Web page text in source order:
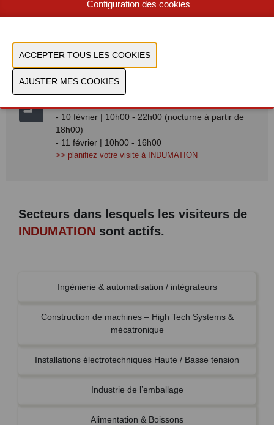
Doorniksesteenweg 216
8500 Courtrai
>>itinéraire vers INDUMATION
- 10 février | 10h00 - 22h00 (nocturne à partir de
18h00)
- 11 février | 10h00 - 16h00
>> planifiez votre visite à INDUMATION
Secteurs dans lesquels les visiteurs de
INDUMATION sont actifs.
Ingénierie & automatisation / intégrateurs
Construction de machines – High Tech Systems &
mécatronique
Installations électrotechniques Haute / Basse tension
Industrie de l’emballage
Alimentation & Boissons
Configuration des cookies